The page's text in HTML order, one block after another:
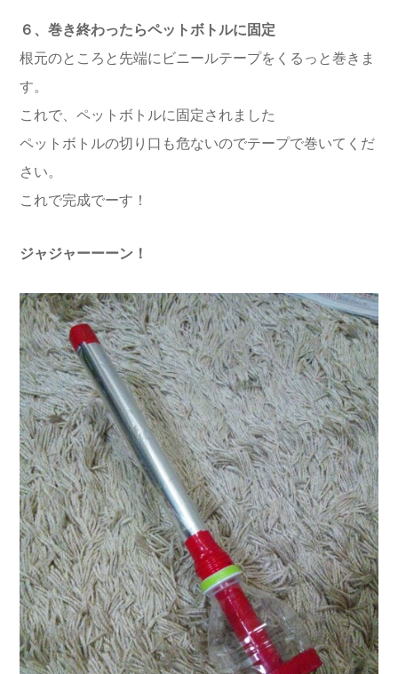
６、巻き終わったらペットボトルに固定
根元のところと先端にビニールテープをくるっと巻きま
す。
これで、ペットボトルに固定されました
ペットボトルの切り口も危ないのでテープで巻いてくだ
さい。
これで完成でーす！
ジャジャーーーン！